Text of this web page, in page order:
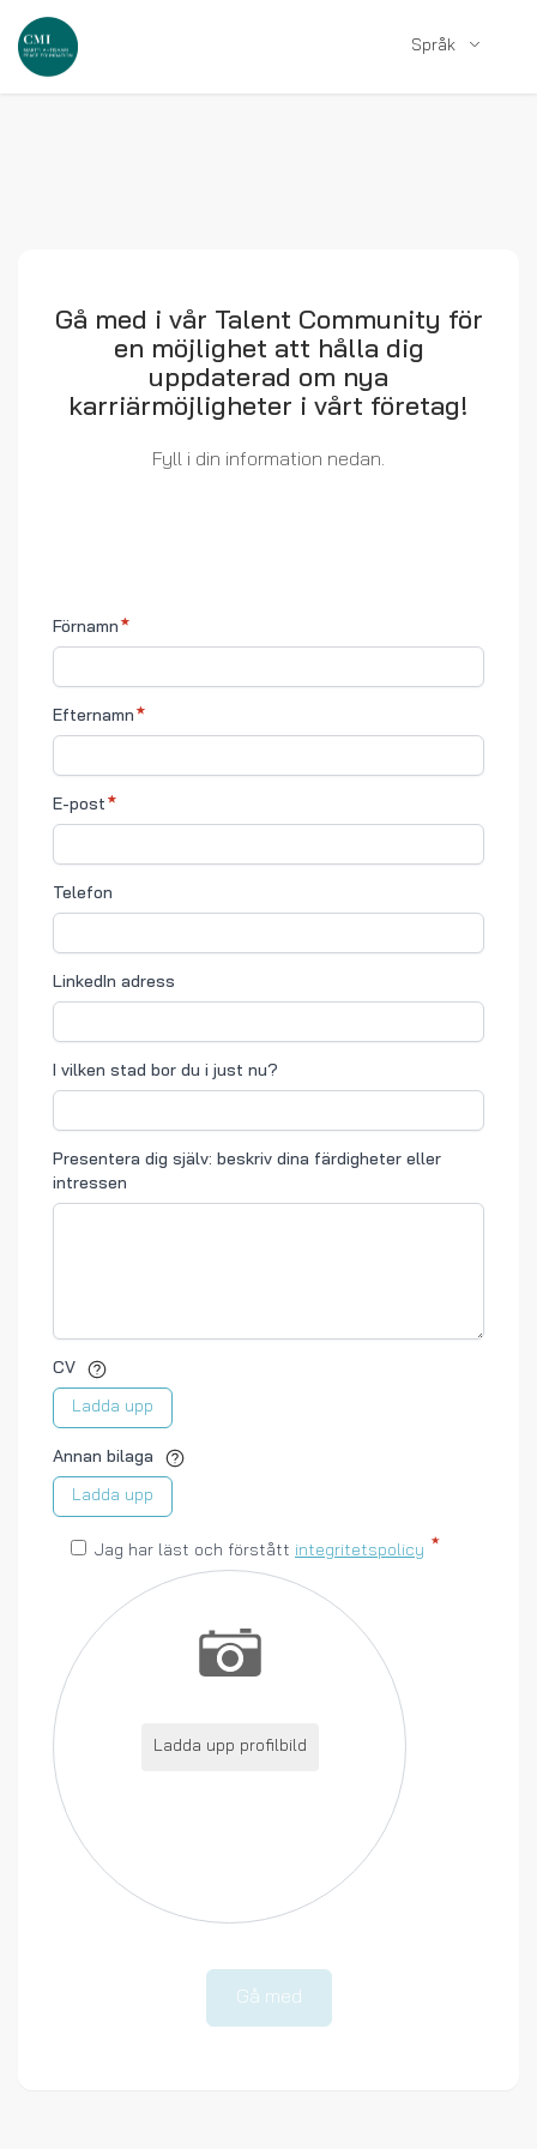
Språk
Gå med i vår Talent Community för
en möjlighet att hålla dig
uppdaterad om nya
karriärmöjligheter i vårt företag!
Fyll i din information nedan.
Förnamn
Efternamn
E-post
Telefon
LinkedIn adress
I vilken stad bor du i just nu?
Presentera dig själv: beskriv dina färdigheter eller
intressen
CV
Ladda upp
Annan bilaga
Ladda upp
Jag har läst och förstått integritetspolicy
Ladda upp profilbild